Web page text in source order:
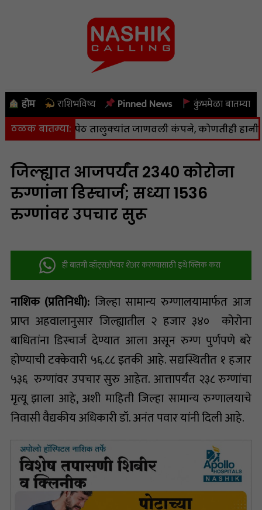
होम राशिभविष्य Pinned News कुंभमेळा बातम्या
ठळक बातम्या:
आणि पेठ तालुक्यांत जाणवली कंपने, कोणतीही हानी नाही
जिल्ह्यात आजपर्यंत 2340 कोरोना
रुग्णांना डिस्चार्ज; सध्या 1536
रुग्णांवर उपचार सुरू
ही बातमी व्हॉट्सअ‍ॅपवर शेअर करण्यासाठी इथे क्लिक करा
नाशिक (प्रतिनिधी): जिल्हा सामान्य रुग्णालयामार्फत आज
प्राप्त अहवालानुसार जिल्ह्यातील २ हजार ३४० कोरोना
बाधितांना डिस्चार्ज देण्यात आला असून रुग्ण पुर्णपणे बरे
होण्याची टक्केवारी ५६.८८ इतकी आहे. सद्यस्थितीत १ हजार
५३६ रुग्णांवर उपचार सुरु आहेत. आत्तापर्यंत २३८ रुग्णांचा
मृत्यू झाला आहे, अशी माहिती जिल्हा सामान्य रुग्णालयाचे
निवासी वैद्यकीय अधिकारी डॉ. अनंत पवार यांनी दिली आहे.